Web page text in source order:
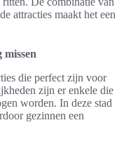
attracties maakt het een
die perfect zijn voor
zijn er enkele die
worden. In deze stad
gezinnen een